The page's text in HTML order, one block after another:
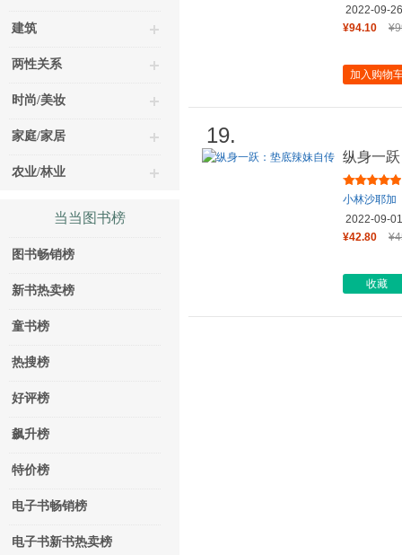
建筑
两性关系
时尚/美妆
家庭/家居
农业/林业
当当图书榜
图书畅销榜
新书热卖榜
童书榜
热搜榜
好评榜
飙升榜
特价榜
电子书畅销榜
电子书新书热卖榜
2022-09-26
¥94.10
加入购物
19.
纵身一
小林沙耶加
2022-09-01
¥42.80
收藏